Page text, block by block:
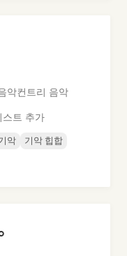
악컨트리 음악
스트 추가
악
기악 힙합